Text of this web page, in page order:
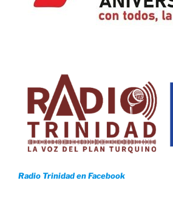
Radio Trinidad en Facebook